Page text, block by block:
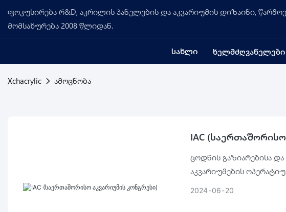
ფოკუსირება რ&D, აკრილის პანელების და აკვარიუმის დიზაინი,
მომსახურება 2008 წლიდან.
ᲡᲐᲮᲚᲘ ᲮᲔᲚᲛᲫᲦᲕᲐᲜᲔᲚᲔᲑᲘ
Xchacrylic ამოცნობა
IAC
ცოდნის გაზიარებისა
აკვარიუმების
2024 06 20